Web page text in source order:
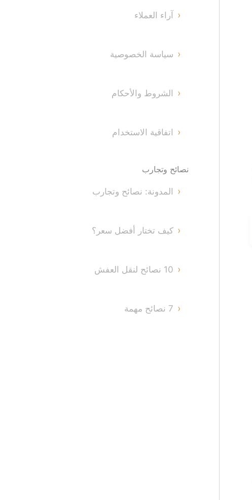
آراء العملاء
سياسة الخصوصية
الشروط والأحكام
اتفاقية الاستخدام
نصائح وتجارب
المدونة: نصائح وتجارب
كيف تختار أفضل سعر؟
10 نصائح لنقل العفش
7 نصائح مهمة